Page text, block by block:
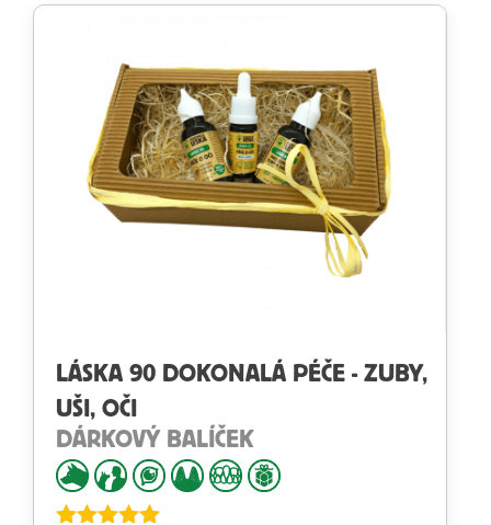
LÁSKA 90 DOKONALÁ PÉČE - ZUBY,
UŠI, OČI
DÁRKOVÝ BALÍČEK